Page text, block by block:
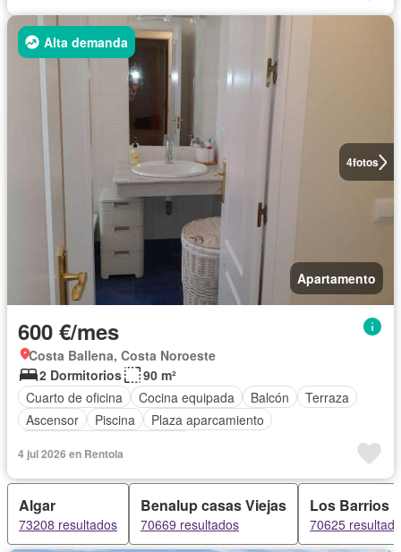
4fotos
Alta demanda
Apartamento
600 €/mes
Costa Ballena, Costa Noroeste
2 Dormitorios
90 m²
Cuarto de oficina
Cocina equipada Balcón
Terraza
Ascensor
Piscina
Plaza aparcamiento
4 jul 2026 en Rentola
Algar
73208 resultados
Benalup casas Viejas
70669 resultados
Los Barrios
70625